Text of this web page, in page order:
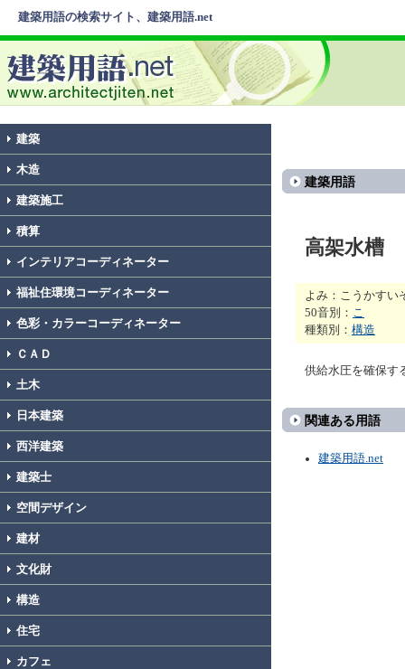
建築用語の検索サイト、建築用語.net
建築
木造
建築施工
積算
インテリアコーディネーター
福祉住環境コーディネーター
色彩・カラーコーディネーター
ＣＡＤ
土木
日本建築
西洋建築
建築士
空間デザイン
建材
文化財
構造
住宅
カフェ
建築用語
高架水槽
よみ：こうかすい
50音別： こ
種類別： 構造
供給水圧を確保す
関連ある用語
建築用語.net